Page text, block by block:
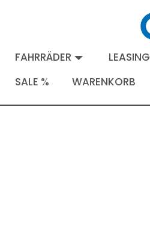
FAHRRÄDER LEASING
SALE %
WARENKORB